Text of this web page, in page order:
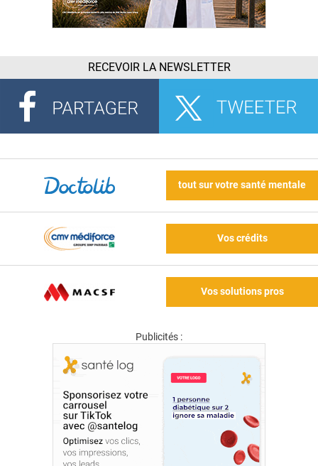
RECEVOIR LA NEWSLETTER
tout sur votre santé mentale
Vos crédits
Vos solutions pros
Publicités :